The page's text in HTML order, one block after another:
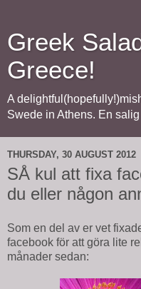
Greek
Greece!
A
Swede in Athens. En
THURSDAY, 30 AUGUST 2012
SÅ kul att fixa
du eller någon
Som en del av er vet
facebook för att göra lite
månader sedan: